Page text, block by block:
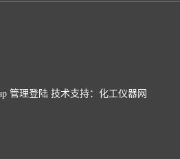
管理登陆 技术支持： 化工仪器网